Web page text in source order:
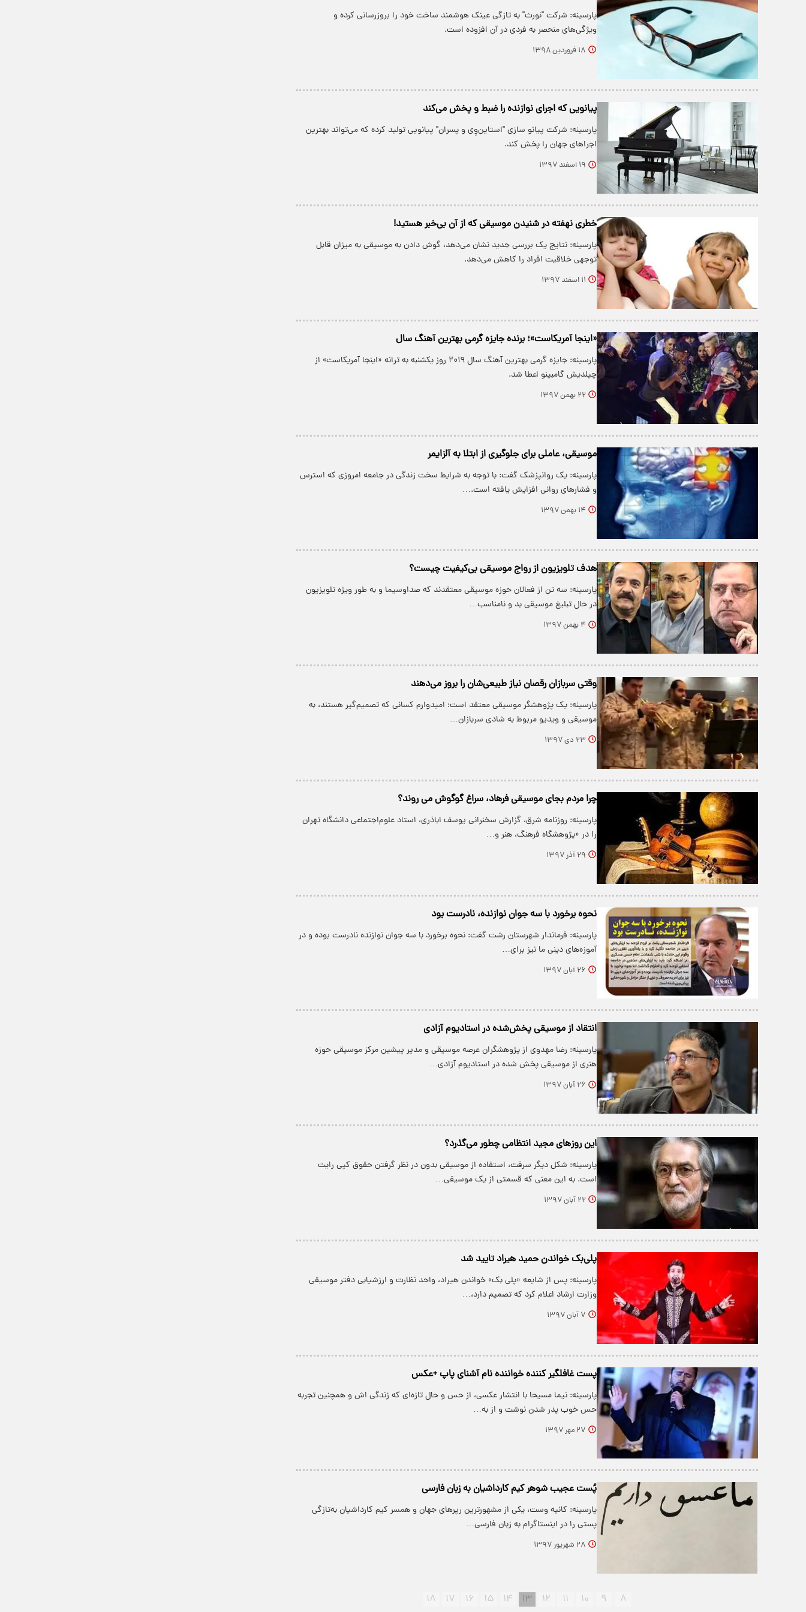
پارسینه: شرکت "نورث" به تازگی عینک هوشمند ساخت خود را بروزرسانی کرده و
ویژگی‌های منحصر به فردی در آن افزوده است.
۱۸ فروردین ۱۳۹۸
پیانویی که اجرای نوازنده را ضبط و پخش می‌کند
پارسینه: شرکت پیانو سازی "استاین‌وِی و پسران" پیانویی تولید کرده که می‌تواند بهترین
اجرا‌های جهان را پخش کند.
۱۹ اسفند ۱۳۹۷
خطری نهفته در شنیدن موسیقی که از آن بی‌خبر هستید!
پارسینه: نتایج یک بررسی جدید نشان می‌دهد، گوش دادن به موسیقی به میزان قابل
توجهی خلاقیت افراد را کاهش می‌دهد.
۱۱ اسفند ۱۳۹۷
«اینجا آمریکاست»؛ برنده جایزه گرمی بهترین آهنگ سال
پارسینه: جایزه گرمی بهترین آهنگ سال ۲۰۱۹ روز یکشنبه به ترانه «اینجا آمریکاست» از
چیلدیش گامبینو اعطا شد.
۲۲ بهمن ۱۳۹۷
موسیقی، عاملی برای جلوگیری از ابتلا به آلزایمر
پارسینه: یک روانپزشک گفت: با توجه به شرایط سخت زندگی در جامعه امروزی که استرس
و فشارهای روانی افزایش یافته است.…
۱۴ بهمن ۱۳۹۷
هدف تلویزیون از رواج موسیقی بی‌کیفیت چیست؟
پارسینه: سه تن از فعالان حوزه موسیقی معتقدند که صداوسیما و به طور ویژه تلویزیون
در حال تبلیغ موسیقی بد و نامناسب…
۴ بهمن ۱۳۹۷
وقتی سربازان رقصان نیاز طبیعی‌شان را بروز می‌دهند
پارسینه: یک پژوهشگر موسیقی معتقد است: امیدوارم کسانی که تصمیم‌گیر هستند، به
موسیقی و ویدیو مربوط به شادی سربازان…
۲۳ دی ۱۳۹۷
چرا مردم بجای موسیقی فرهاد، سراغ گوگوش می روند؟
پارسینه: روزنامه شرق، گزارش سخنرانی یوسف اباذری، استاد علوم‌اجتماعی دانشگاه تهران
را در «پژوهشگاه فرهنگ، هنر و…
۲۹ آذر ۱۳۹۷
نحوه برخورد با سه جوان نوازنده، نادرست بود
پارسینه: فرماندار شهرستان رشت گفت: نحوه برخورد با سه جوان نوازنده نادرست بوده و در
آموزه‌های دینی ما نیز برای…
۲۶ آبان ۱۳۹۷
انتقاد از موسیقی پخش‌شده در استادیوم آزادی
پارسینه: رضا مهدوی از پژوهشگران عرصه موسیقی و مدیر پیشین مرکز موسیقی حوزه
هنری از موسیقی پخش شده در استادیوم آزادی…
۲۶ آبان ۱۳۹۷
این روزهای مجید انتظامی چطور می‌گذرد؟
پارسینه: شکل دیگر سرقت، استفاده از موسیقی بدون در نظر گرفتن حقوق کپی رایت
است. به این معنی که قسمتی از یک موسیقی…
۲۲ آبان ۱۳۹۷
پلی‌بک خواندن حمید هیراد تایید شد
پارسینه: پس از شایعه «پلی بک» خواندن هیراد، واحد نظارت و ارزشیابی دفتر موسیقی
وزارت ارشاد اعلام کرد که تصمیم دارد،…
۷ آبان ۱۳۹۷
پست غافلگیر کننده‌ خواننده نام آشنای پاپ +عکس
پارسینه: نیما مسیحا با انتشار عکسی، از حس و حال تازه‌ای که زندگی اش و همچنین تجربه
حس خوب پدر شدن نوشت و از به…
۲۷ مهر ۱۳۹۷
پُست عجیب شوهر کیم کارداشیان به زبان فارسی
پارسینه: کانیه وست، یکی از مشهورترین رپرهای جهان و همسر کیم کارداشیان به‌تازگی
پستی را در اینستاگرام به زبان فارسی…
۲۸ شهریور ۱۳۹۷
۸ ۹ ۱۰ ۱۱ ۱۲ ۱۳ ۱۴ ۱۵ ۱۶ ۱۷ ۱۸